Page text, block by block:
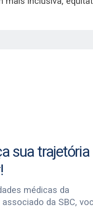
sua trajetória
médicas da
da SBC,